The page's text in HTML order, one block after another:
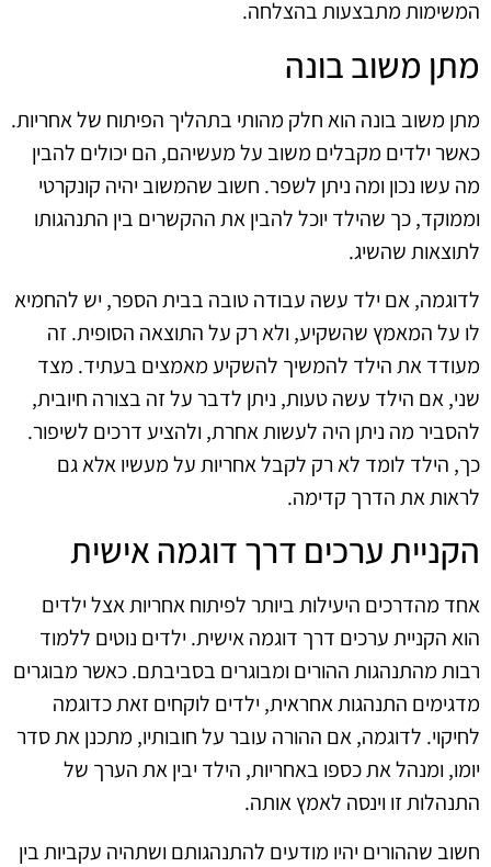
המשימות מתבצעות בהצלחה.
מתן משוב בונה
מתן משוב בונה הוא חלק מהותי בתהליך הפיתוח של אחריות.
כאשר ילדים מקבלים משוב על מעשיהם, הם יכולים להבין
מה עשו נכון ומה ניתן לשפר. חשוב שהמשוב יהיה קונקרטי
וממוקד, כך שהילד יוכל להבין את ההקשרים בין התנהגותו
לתוצאות שהשיג.
לדוגמה, אם ילד עשה עבודה טובה בבית הספר, יש להחמיא
לו על המאמץ שהשקיע, ולא רק על התוצאה הסופית. זה
מעודד את הילד להמשיך להשקיע מאמצים בעתיד. מצד
שני, אם הילד עשה טעות, ניתן לדבר על זה בצורה חיובית,
להסביר מה ניתן היה לעשות אחרת, ולהציע דרכים לשיפור.
כך, הילד לומד לא רק לקבל אחריות על מעשיו אלא גם
לראות את הדרך קדימה.
הקניית ערכים דרך דוגמה אישית
אחד מהדרכים היעילות ביותר לפיתוח אחריות אצל ילדים
הוא הקניית ערכים דרך דוגמה אישית. ילדים נוטים ללמוד
רבות מהתנהגות ההורים ומבוגרים בסביבתם. כאשר מבוגרים
מדגימים התנהגות אחראית, ילדים לוקחים זאת כדוגמה
לחיקוי. לדוגמה, אם ההורה עובר על חובותיו, מתכנן את סדר
יומו, ומנהל את כספו באחריות, הילד יבין את הערך של
התנהלות זו וינסה לאמץ אותה.
חשוב שההורים יהיו מודעים להתנהגותם ושתהיה עקביות בין